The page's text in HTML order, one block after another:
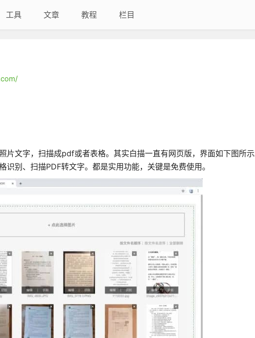
工具 文章 教程 栏目
片文字，扫描成pdf或者表格。其实白描一直有网页版，界面如下图所
别、扫描PDF转文字。都是实用功能，关键是免费使用。